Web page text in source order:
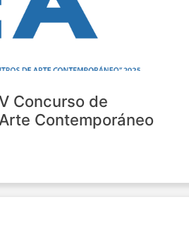
Concurso de
Contemporáneo